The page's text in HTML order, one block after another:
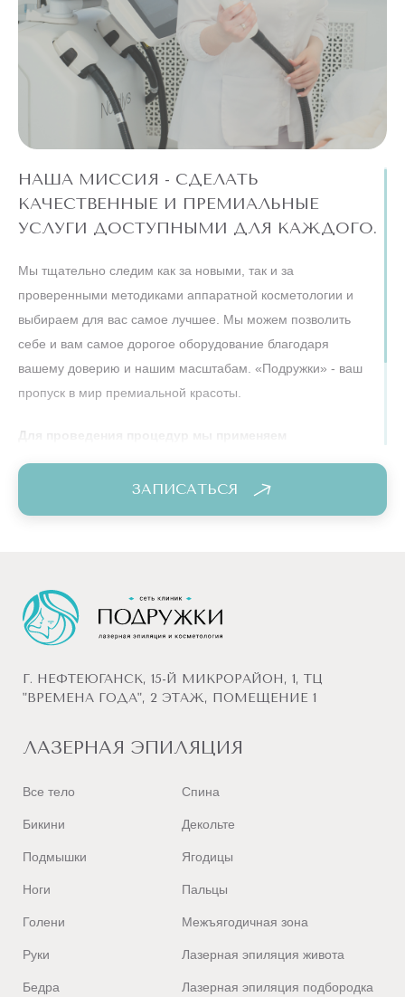
НАША МИССИЯ - СДЕЛАТЬ
КАЧЕСТВЕННЫЕ И ПРЕМИАЛЬНЫЕ
УСЛУГИ ДОСТУПНЫМИ ДЛЯ КАЖДОГО.
Мы тщательно следим как за новыми, так и за
проверенными методиками аппаратной косметологии и
выбираем для вас самое лучшее. Мы можем позволить
себе и вам самое дорогое оборудование благодаря
вашему доверию и нашим масштабам. «Подружки» - ваш
пропуск в мир премиальной красоты.
Для проведения процедур мы применяем
новейшие технологии, чем гарантируем безупречный
результат и высокий уровень сервиса.
ЗАПИСАТЬСЯ
Г. НЕФТЕЮГАНСК, 15-Й МИКРОРАЙОН, 1, ТЦ
"ВРЕМЕНА ГОДА", 2 ЭТАЖ, ПОМЕЩЕНИЕ 1
ЛАЗЕРНАЯ ЭПИЛЯЦИЯ
Все тело
Бикини
Подмышки
Ноги
Голени
Руки
Бедра
Спина
Декольте
Ягодицы
Пальцы
Межъягодичная зона
Лазерная эпиляция живота
Лазерная эпиляция подбородка